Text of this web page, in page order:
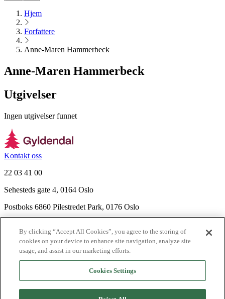
Hjem
Forfattere
Anne-Maren Hammerbeck
Anne-Maren Hammerbeck
Utgivelser
Ingen utgivelser funnet
Kontakt oss
22 03 41 00
Sehesteds gate 4, 0164 Oslo
Postboks 6860 Pilestredet Park, 0176 Oslo
Nyhetsbrev
Ledige stillinger
Send inn manus
By clicking “Accept All Cookies”, you agree to the storing of
cookies on your device to enhance site navigation, analyze site
usage, and assist in our marketing efforts.
Cookies Settings